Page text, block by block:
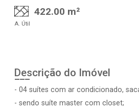
422.00 m²
A. Útil
Descrição do Imóvel
- 04 suítes com ar condicionado,
- sendo suíte master com closet;